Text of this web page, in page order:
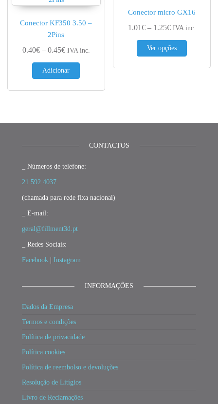
Conector KF350 3.50 –
2Pins
0.40€ – 0.45€Price range: 0.40€ through 0.45€
IVA inc.
Adicionar
Conector micro GX16
1.01€ – 1.25€Price range:
IVA inc.
Ver opções
This
CONTACTOS
_ Números de telefone:
21 592 4037
(chamada para rede fixa nacional)
_ E-mail:
geral@fillment3d.pt
_ Redes Sociais:
Facebook Instagram
INFORMAÇÕES
Dados da Empresa
Termos e condições
Política de privacidade
Política cookies
Política de reembolso e devoluções
Resolução de Litígios
Livro de Reclamações